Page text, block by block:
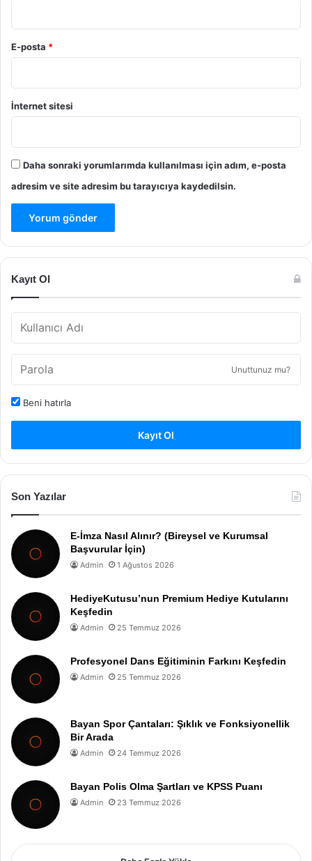
E-posta *
İnternet sitesi
Daha sonraki yorumlarımda kullanılması için adım, e-posta
adresim ve site adresim bu tarayıcıya kaydedilsin.
Kayıt Ol
Unuttunuz mu?
Beni hatırla
Kayıt Ol
Son Yazılar
E-İmza Nasıl Alınır? (Bireysel ve Kurumsal
Başvurular İçin)
Admin 1 Ağustos 2026
HediyeKutusu’nun Premium Hediye Kutularını
Keşfedin
Admin 25 Temmuz 2026
Profesyonel Dans Eğitiminin Farkını Keşfedin
Admin 25 Temmuz 2026
Bayan Spor Çantaları: Şıklık ve Fonksiyonellik
Bir Arada
Admin 24 Temmuz 2026
Bayan Polis Olma Şartları ve KPSS Puanı
Admin 23 Temmuz 2026